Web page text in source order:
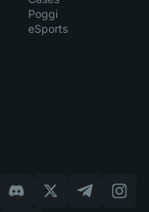
Poggi
eSports